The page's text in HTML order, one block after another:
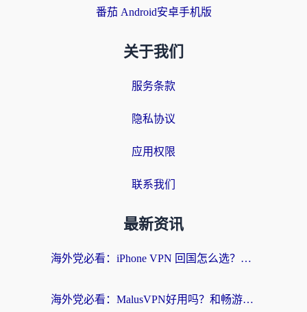
番茄 Android安卓手机版
关于我们
服务条款
隐私协议
应用权限
联系我们
最新资讯
海外党必看：iPhone VPN 回国怎么选？一篇搞定无缝访问国内资源
海外党必看：MalusVPN好用吗？和畅游VPN对比哪个回国效果更好？附穿梭飞鱼神龟真实体验